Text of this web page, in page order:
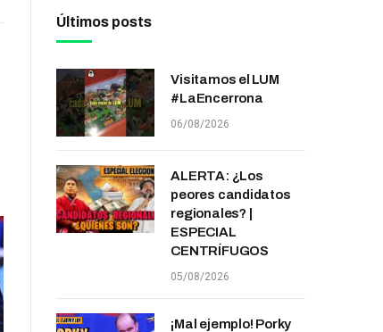
Últimos posts
Visitamos el LUM
#LaEncerrona
06/08/2026
ALERTA: ¿Los
peores candidatos
regionales? |
ESPECIAL
CENTRÍFUGOS
05/08/2026
¡Mal ejemplo! Porky